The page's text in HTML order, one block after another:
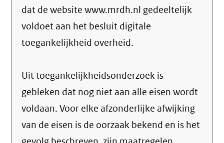
dat de website www.mrdh.nl gedeeltelijk
voldoet aan het besluit digitale
toegankelijkheid overheid.
Uit toegankelijkheidsonderzoek is
gebleken dat nog niet aan alle eisen wordt
voldaan. Voor elke afzonderlijke afwijking
van de eisen is de oorzaak bekend en is het